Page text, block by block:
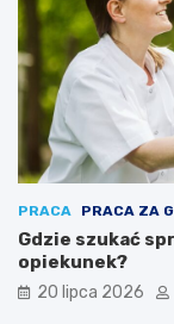
PRACA PRACA ZA
Gdzie szukać
opiekunek?
20 lipca 2026